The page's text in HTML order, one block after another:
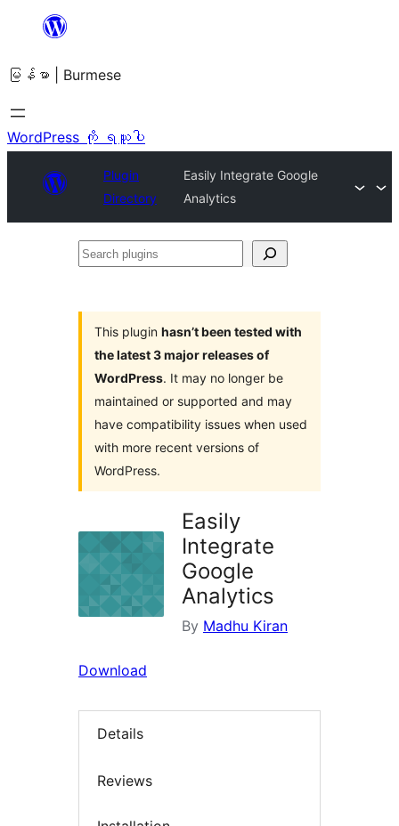
အကြောင်းအရာ
ကျော်သွား
ရန်
မြန်မာ | Burmese
WordPress ကို ရယူပါ
Plugin
Directory
Easily Integrate Google
Analytics
Search
This plugin hasn’t been tested with
the latest 3 major releases of
WordPress. It may no longer be
maintained or supported and may
have compatibility issues when used
with more recent versions of
WordPress.
Easily
Integrate
Google
Analytics
By Madhu Kiran
Download
Details
Reviews